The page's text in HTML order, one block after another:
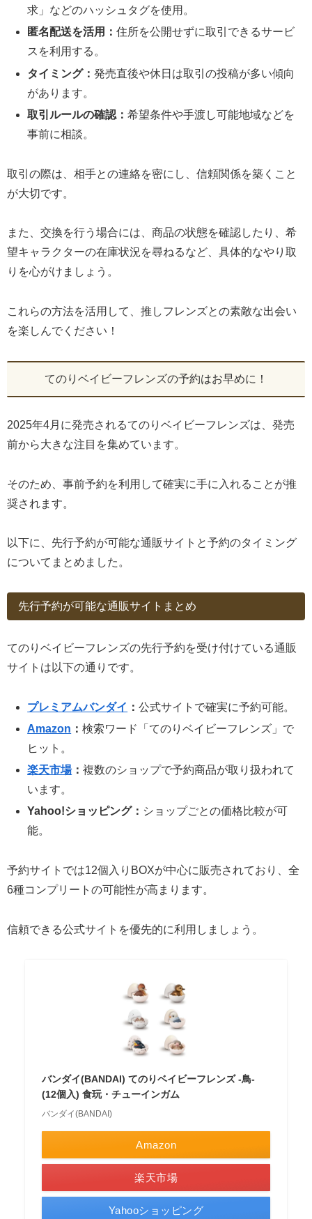
求」などのハッシュタグを使用。
匿名配送を活用：住所を公開せずに取引できるサービ
スを利用する。
タイミング：発売直後や休日は取引の投稿が多い傾向
があります。
取引ルールの確認：希望条件や手渡し可能地域などを
事前に相談。
取引の際は、相手との連絡を密にし、信頼関係を築くこと
が大切です。
また、交換を行う場合には、商品の状態を確認したり、希
望キャラクターの在庫状況を尋ねるなど、具体的なやり取
りを心がけましょう。
これらの方法を活用して、推しフレンズとの素敵な出会い
を楽しんでください！
てのりベイビーフレンズの予約はお早めに！
2025年4月に発売されるてのりベイビーフレンズは、発売
前から大きな注目を集めています。
そのため、事前予約を利用して確実に手に入れることが推
奨されます。
以下に、先行予約が可能な通販サイトと予約のタイミング
についてまとめました。
先行予約が可能な通販サイトまとめ
てのりベイビーフレンズの先行予約を受け付けている通販
サイトは以下の通りです。
プレミアムバンダイ ：公式サイトで確実に予約可能。
Amazon ：検索ワード「てのりベイビーフレンズ」で
ヒット。
楽天市場：複数のショップで予約商品が取り扱われて
います。
Yahoo!ショッピング： ショップごとの価格比較が可
能。
予約サイトでは12個入りBOXが中心に販売されており、全
6種コンプリートの可能性が高まります。
信頼できる公式サイトを優先的に利用しましょう。
バンダイ(BANDAI) てのりベイビーフレンズ -鳥-
(12個入) 食玩・チューインガム
バンダイ(BANDAI)
Amazon
楽天市場
Yahooショッピング